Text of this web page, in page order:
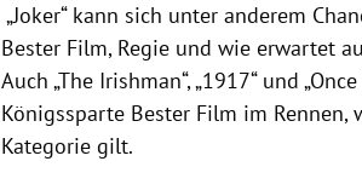
„Joker“ kann sich unter anderem
Bester Film, Regie und wie erwartet
Auch „The Irishman“, „1917“ und
Königssparte Bester Film im
Kategorie gilt.